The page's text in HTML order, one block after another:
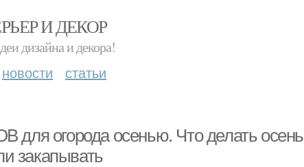
И ДЕКОР
дизайна и декора!
новости статьи
огорода осенью. Что делать
закапывать